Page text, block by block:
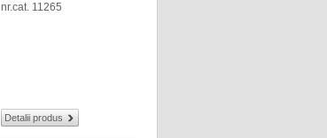
nr.cat. 11265
Detalii produs